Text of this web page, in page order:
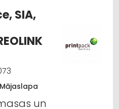
SIA,
Mājaslapa
un